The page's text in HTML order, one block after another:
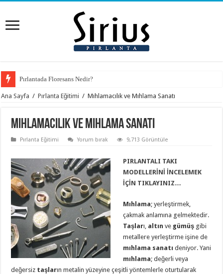
Pırlantada Floresans Nedir?
Ana Sayfa / Pırlanta Eğitimi / Mıhlamacılık ve Mıhlama Sanatı
Mıhlamacılık ve Mıhlama Sanatı
Pırlanta Eğitimi Yorum bırak 9,713 Görüntüle
PIRLANTALI TAKI
MODELLERİNİ İNCELEMEK
İÇİN TIKLAYINIZ…
Mıhlama; yerleştirmek,
çakmak anlamına gelmektedir.
Taşları, altın ve gümüş gibi
metallere yerleştirme işine de
mıhlama sanatı deniyor. Yani
mıhlama; değerli veya
değersiz taşların metalin yüzeyine çeşitli yöntemlerle oturtularak